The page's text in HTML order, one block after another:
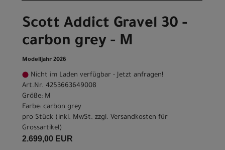
Scott Addict Gravel 30 -
carbon grey - M
Modelljahr 2026
Nicht im Laden verfügbar - Jetzt anfragen!
Art.Nr. 4253663649008
Größe: M
Farbe: carbon grey
pro Stück (inkl. MwSt. zzgl. Versandkosten für
Grossartikel)
2.699,00 EUR